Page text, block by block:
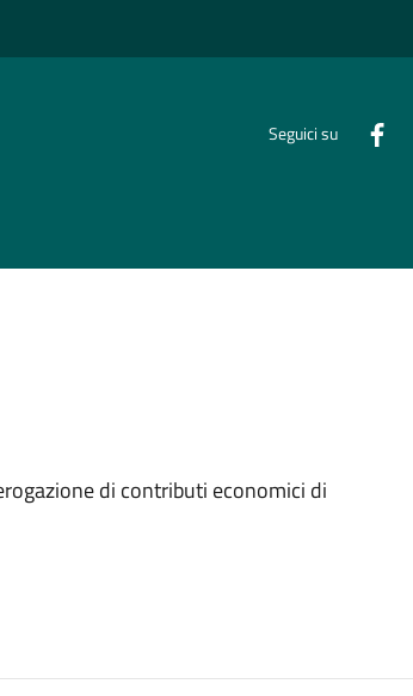
Seguici su
di contributi economici di